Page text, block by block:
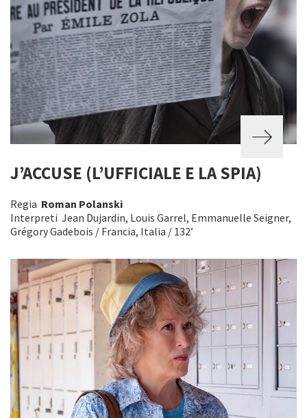
J’ACCUSE (L’UFFICIALE E LA SPIA)
Regia Roman Polanski
Interpreti Jean Dujardin, Louis Garrel, Emmanuelle Seigner,
Grégory Gadebois / Francia, Italia / 132’